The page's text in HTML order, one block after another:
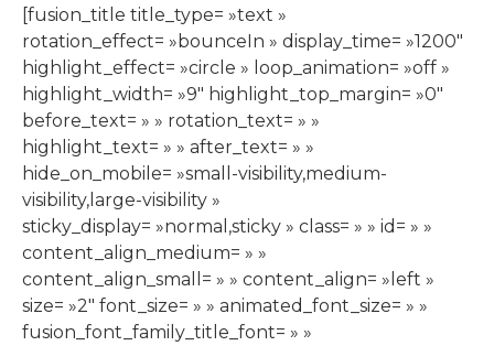
[fusion_title title_type= »text »
rotation_effect= »bounceIn » display_time= »1200″
highlight_effect= »circle » loop_animation= »off »
highlight_width= »9″ highlight_top_margin= »0″
before_text= » » rotation_text= » »
highlight_text= » » after_text= » »
hide_on_mobile= »small-visibility,medium-
visibility,large-visibility »
sticky_display= »normal,sticky » class= » » id= » »
content_align_medium= » »
content_align_small= » » content_align= »left »
size= »2″ font_size= » » animated_font_size= » »
fusion_font_family_title_font= » »